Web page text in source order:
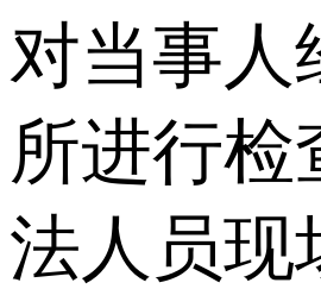
对当事人
所进行检
法人员现